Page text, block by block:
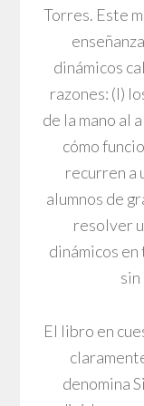
Torres. Este
dinámicos
razones: (I)
de la mano al
cómo
recurren a
alumnos de
resolver
dinámicos
El libro en
denomina